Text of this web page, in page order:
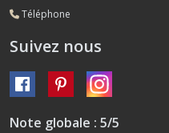
Téléphone
Suivez nous
Note globale : 5/5